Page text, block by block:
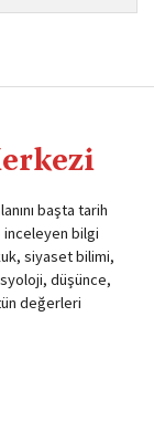
başta tarih
bilgi
siyaset bilimi,
düşünce,
değerleri